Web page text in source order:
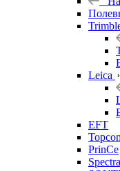
Leica
EFT
Topcon
PrinCe